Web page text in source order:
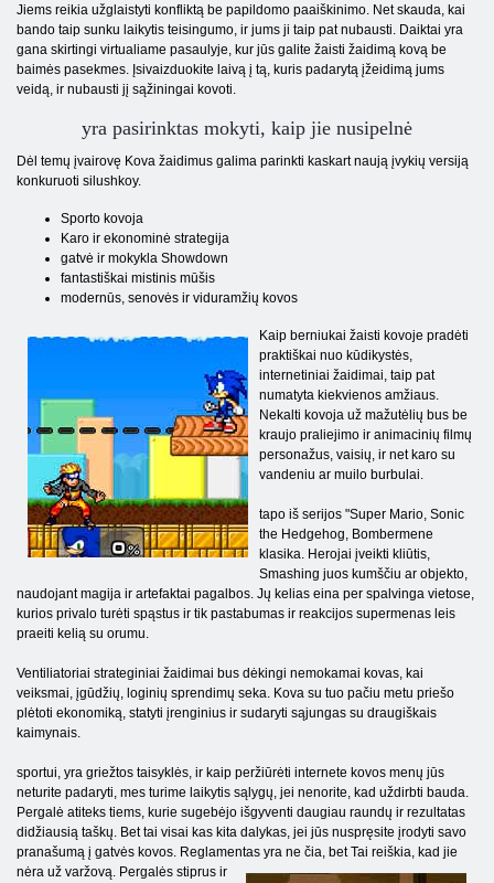
Jiems reikia užglaistyti konfliktą be papildomo paaiškinimo. Net skauda, ​​kai
bando taip sunku laikytis teisingumo, ir jums ji taip pat nubausti. Daiktai yra
gana skirtingi virtualiame pasaulyje, kur jūs galite žaisti žaidimą kovą be
baimės pasekmes. Įsivaizduokite laivą į tą, kuris padarytą įžeidimą jums
veidą, ir nubausti jį sąžiningai kovoti.
yra pasirinktas mokyti, kaip jie nusipelnė
Dėl temų įvairovę Kova žaidimus galima parinkti kaskart naują įvykių versiją
konkuruoti silushkoy.
Sporto kovoja
Karo ir ekonominė strategija
gatvė ir mokykla Showdown
fantastiškai mistinis mūšis
modernūs, senovės ir viduramžių kovos
Kaip berniukai žaisti kovoje pradėti
praktiškai nuo kūdikystės,
internetiniai žaidimai, taip pat
numatyta kiekvienos amžiaus.
Nekalti kovoja už mažutėlių bus be
kraujo praliejimo ir animacinių filmų
personažus, vaisių, ir net karo su
vandeniu ar muilo burbulai.
tapo iš serijos "Super Mario, Sonic
the Hedgehog, Bombermene
klasika. Herojai įveikti kliūtis,
Smashing juos kumščiu ar objekto,
naudojant magija ir artefaktai pagalbos. Jų kelias eina per spalvinga vietose,
kurios privalo turėti spąstus ir tik pastabumas ir reakcijos supermenas leis
praeiti kelią su orumu.
Ventiliatoriai strateginiai žaidimai bus dėkingi nemokamai kovas, kai
veiksmai, įgūdžių, loginių sprendimų seka. Kova su tuo pačiu metu priešo
plėtoti ekonomiką, statyti įrenginius ir sudaryti sąjungas su draugiškais
kaimynais.
sportui, yra griežtos taisyklės, ir kaip peržiūrėti internete kovos menų jūs
neturite padaryti, mes turime laikytis sąlygų, jei nenorite, kad uždirbti bauda.
Pergalė atiteks tiems, kurie sugebėjo išgyventi daugiau raundų ir rezultatas
didžiausią taškų. Bet tai visai kas kita dalykas, jei jūs nuspręsite įrodyti savo
pranašumą į gatvės kovos. Reglamentas yra ne čia, betTai reiškia, kad jie
nėra už varžovą. Pergalės stiprus ir